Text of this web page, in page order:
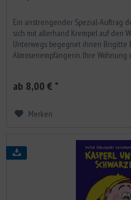
Ein anstrengender Spezial-Auftrag
sich mit allerhand Krempel auf den
Unterwegs begegnet ihnen Brigitte
Almosenempfängerin. Ihre Wohnung
ab 8,00 € *
Merken